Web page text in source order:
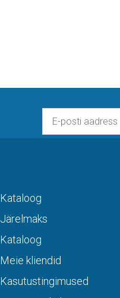
Kataloog
Järelmaks
Kataloog
Meie kliendid
Kasutustingimused